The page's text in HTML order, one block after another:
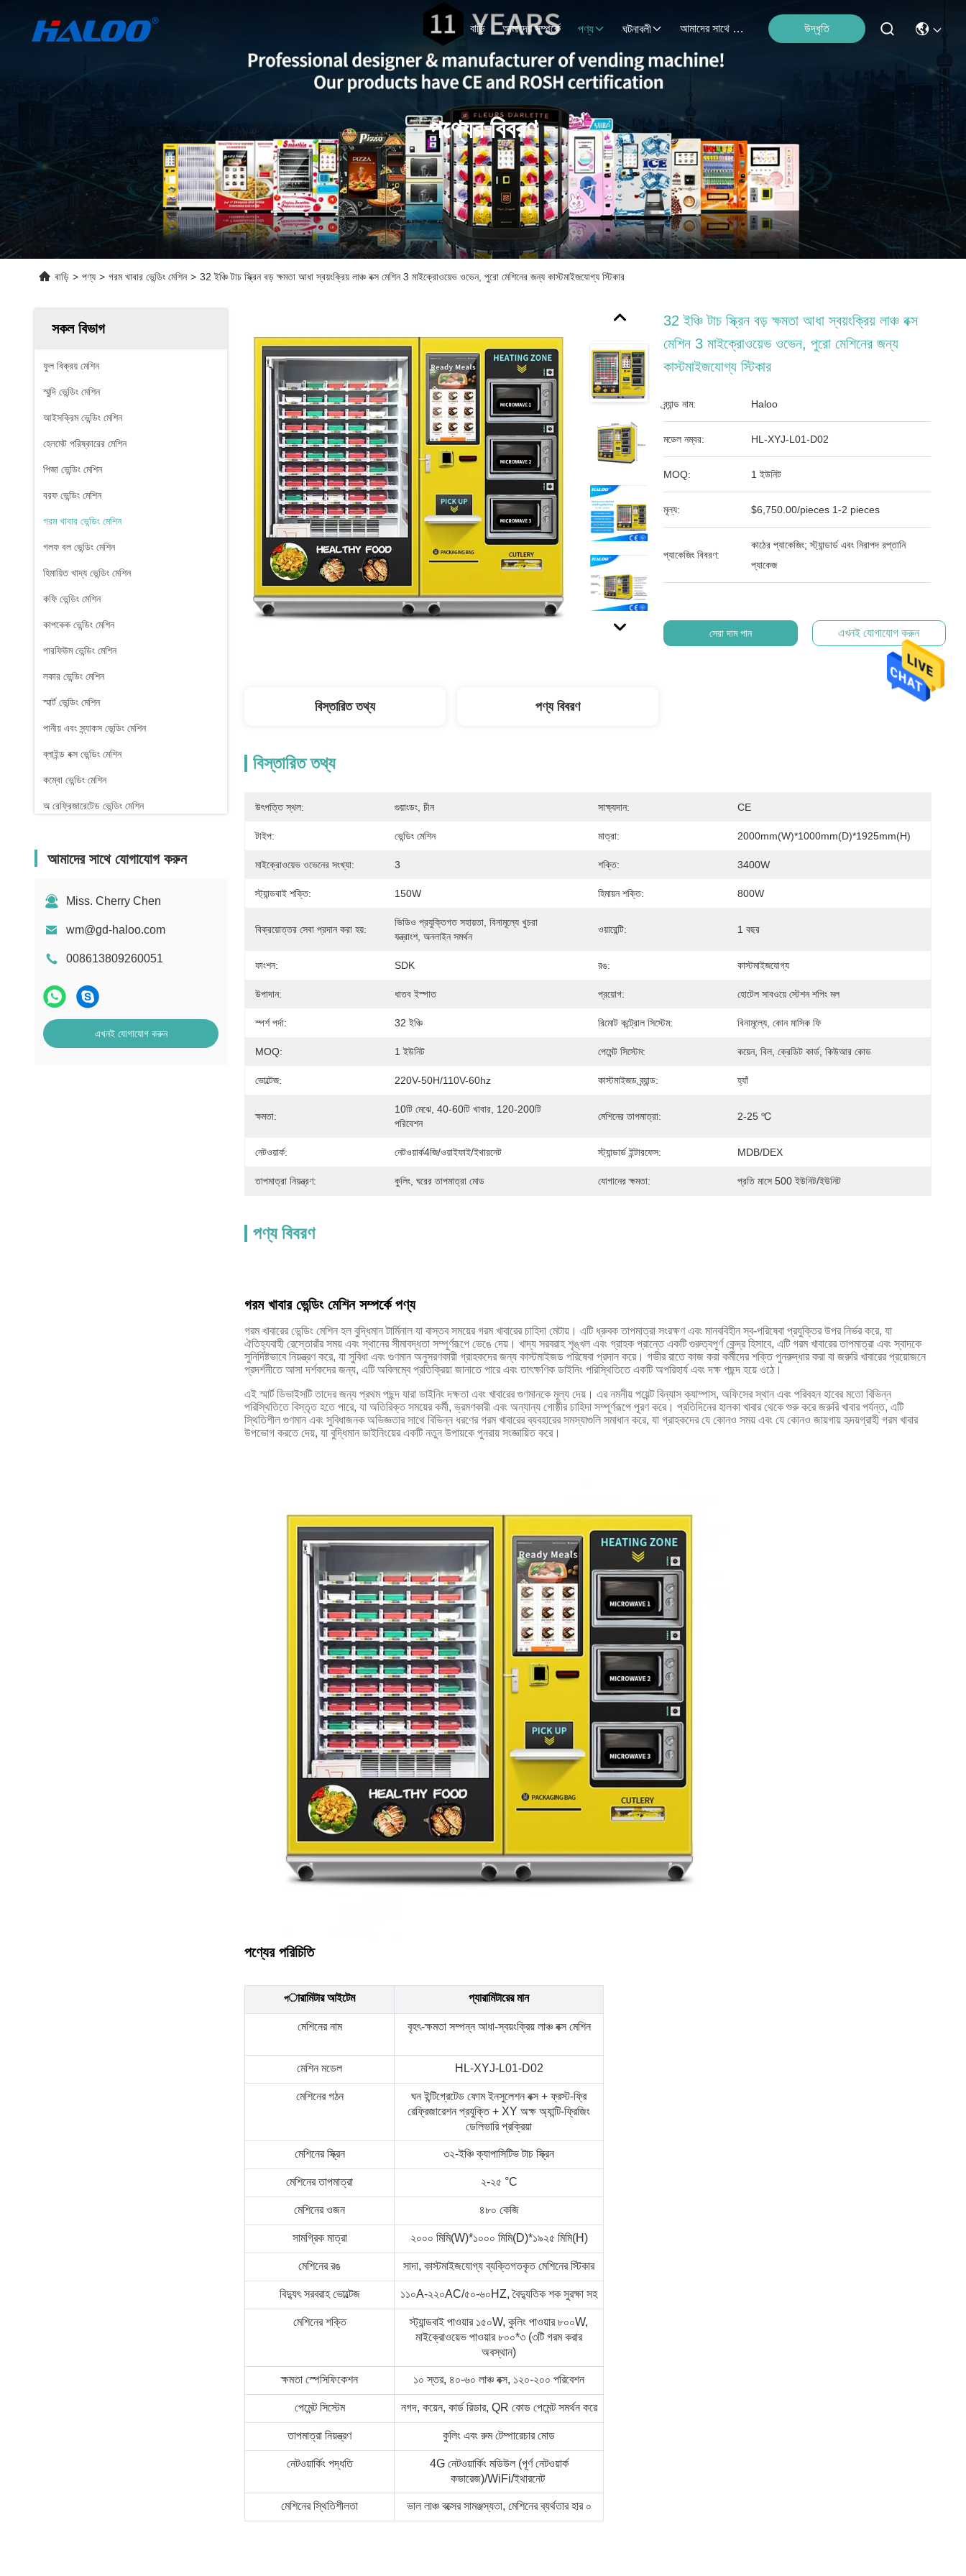
বাড়ি আমাদের সম্পর্কে পণ্য ঘটনাবলী আমাদের সাথে যোগাযোগ করুন উদ্ধৃতি
পণ্যের বিবরণ
বাড়ি > পণ্য > গরম খাবার ভেন্ডিং মেশিন > 32 ইঞ্চি টাচ স্ক্রিন বড় ক্ষমতা আধা স্বয়ংক্রিয় লাঞ্চ বক্স মেশিন 3 মাইক্রোওয়েভ ওভেন, পুরো মেশিনের জন্য কাস্টমাইজযোগ্য স্টিকার
সকল বিভাগ
ফুল বিক্রয় মেশিন
স্মুদি ভেন্ডিং মেশিন
আইসক্রিম ভেন্ডিং মেশিন
হেলমেট পরিষ্কারের মেশিন
পিজা ভেন্ডিং মেশিন
বরফ ভেন্ডিং মেশিন
গরম খাবার ভেন্ডিং মেশিন
গলফ বল ভেন্ডিং মেশিন
হিমায়িত খাদ্য ভেন্ডিং মেশিন
কফি ভেন্ডিং মেশিন
কাপকেক ভেন্ডিং মেশিন
পারফিউম ভেন্ডিং মেশিন
লকার ভেন্ডিং মেশিন
স্মার্ট ভেন্ডিং মেশিন
পানীয় এবং স্ন্যাকস ভেন্ডিং মেশিন
ব্লাইন্ড বক্স ভেন্ডিং মেশিন
কম্বো ভেন্ডিং মেশিন
অ রেফ্রিজারেটেড ভেন্ডিং মেশিন
তরল ডিটারজেন্ট ভেন্ডিং মেশিন
সেক্স টয় ভেন্ডিং মেশিন
নখ বিক্রয় মেশিন
আমাদের সাথে যোগাযোগ করুন
Miss. Cherry Chen
wm@gd-haloo.com
008613809260051
এখনই যোগাযোগ করুন
32 ইঞ্চি টাচ স্ক্রিন বড় ক্ষমতা আধা স্বয়ংক্রিয় লাঞ্চ বক্স
মেশিন 3 মাইক্রোওয়েভ ওভেন, পুরো মেশিনের জন্য
কাস্টমাইজযোগ্য স্টিকার
ব্র্যান্ড নাম: Haloo
মডেল নম্বর: HL-XYJ-L01-D02
MOQ: 1 ইউনিট
মূল্য: $6,750.00/pieces 1-2 pieces
প্যাকেজিং বিবরণ:
কাঠের প্যাকেজিং; স্ট্যান্ডার্ড এবং নিরাপদ রপ্তানি
প্যাকেজ
সেরা দাম পান এখনই যোগাযোগ করুন
বিস্তারিত তথ্য পণ্য বিবরণ
বিস্তারিত তথ্য
উৎপত্তি স্থল: গুয়াংডং, চীন সাক্ষ্যদান: CE
টাইপ: ভেন্ডিং মেশিন মাত্রা: 2000mm(W)*1000mm(D)*1925mm(H)
মাইক্রোওয়েভ ওভেনের সংখ্যা: 3 শক্তি: 3400W
স্ট্যান্ডবাই শক্তি: 150W হিমায়ন শক্তি: 800W
বিক্রয়োত্তর সেবা প্রদান করা হয়:
ভিডিও প্রযুক্তিগত সহায়তা, বিনামূল্যে খুচরা
যন্ত্রাংশ, অনলাইন সমর্থন
ওয়ারেন্টি: 1 বছর
ফাংশন: SDK রঙ: কাস্টমাইজযোগ্য
উপাদান: ধাতব ইস্পাত প্রয়োগ: হোটেল সাবওয়ে স্টেশন শপিং মল
স্পর্শ পর্দা: 32 ইঞ্চি রিমোট কন্ট্রোল সিস্টেম: বিনামূল্যে, কোন মাসিক ফি
MOQ: 1 ইউনিট পেমেন্ট সিস্টেম: কয়েন, বিল, ক্রেডিট কার্ড, কিউআর কোড
ভোল্টেজ: 220V-50H/110V-60hz কাস্টমাইজড ব্র্যান্ড: হ্যাঁ
ক্ষমতা:
10টি মেঝে, 40-60টি খাবার, 120-200টি
পরিবেশন
মেশিনের তাপমাত্রা: 2-25 ℃
নেটওয়ার্ক: নেটওয়ার্ক4জি/ওয়াইফাই/ইথারনেট স্ট্যান্ডার্ড ইন্টারফেস: MDB/DEX
তাপমাত্রা নিয়ন্ত্রণ: কুলিং, ঘরের তাপমাত্রা মোড যোগানের ক্ষমতা: প্রতি মাসে 500 ইউনিট/ইউনিট
পণ্য বিবরণ
গরম খাবার ভেন্ডিং মেশিন সম্পর্কে পণ্য
গরম খাবারের ভেন্ডিং মেশিন হল বুদ্ধিমান টার্মিনাল যা বাস্তব সময়ের গরম খাবারের চাহিদা মেটায়। এটি ধ্রুবক তাপমাত্রা সংরক্ষণ এবং মানববিহীন স্ব-পরিষেবা প্রযুক্তির উপর নির্ভর করে, যা
ঐতিহ্যবাহী রেস্তোরাঁর সময় এবং স্থানের সীমাবদ্ধতা সম্পূর্ণরূপে ভেঙে দেয়। খাদ্য সরবরাহ শৃঙ্খল এবং গ্রাহক প্রান্তে একটি গুরুত্বপূর্ণ কেন্দ্র হিসাবে, এটি গরম খাবারের তাপমাত্রা এবং স্বাদকে
সুনির্দিষ্টভাবে নিয়ন্ত্রণ করে, যা সুবিধা এবং গুণমান অনুসরণকারী গ্রাহকদের জন্য কাস্টমাইজড পরিষেবা প্রদান করে। গভীর রাতে কাজ করা কর্মীদের শক্তি পুনরুদ্ধার করা বা জরুরি খাবারের প্রয়োজনে
প্রদর্শনীতে আসা দর্শকদের জন্য, এটি অবিলম্বে প্রতিক্রিয়া জানাতে পারে এবং তাৎক্ষণিক ডাইনিং পরিস্থিতিতে একটি অপরিহার্য এবং দক্ষ পছন্দ হয়ে ওঠে।
এই স্মার্ট ডিভাইসটি তাদের জন্য প্রথম পছন্দ যারা ডাইনিং দক্ষতা এবং খাবারের গুণমানকে মূল্য দেয়। এর নমনীয় পয়েন্ট বিন্যাস ক্যাম্পাস, অফিসের স্থান এবং পরিবহন হাবের মতো বিভিন্ন
পরিস্থিতিতে বিস্তৃত হতে পারে, যা অতিরিক্ত সময়ের কর্মী, ভ্রমণকারী এবং অন্যান্য গোষ্ঠীর চাহিদা সম্পূর্ণরূপে পূরণ করে। প্রতিদিনের হালকা খাবার থেকে শুরু করে জরুরি খাবার পর্যন্ত, এটি
স্থিতিশীল গুণমান এবং সুবিধাজনক অভিজ্ঞতার সাথে বিভিন্ন ধরণের গরম খাবারের ব্যবহারের সমস্যাগুলি সমাধান করে, যা গ্রাহকদের যে কোনও সময় এবং যে কোনও জায়গায় হৃদয়গ্রাহী গরম খাবার
উপভোগ করতে দেয়, যা বুদ্ধিমান ডাইনিংয়ের একটি নতুন উপায়কে পুনরায় সংজ্ঞায়িত করে।
পণ্যের পরিচিতি
পারামিটার আইটেম প্যারামিটারের মান
মেশিনের নাম বৃহৎ-ক্ষমতা সম্পন্ন আধা-স্বয়ংক্রিয় লাঞ্চ বক্স মেশিন
মেশিন মডেল HL-XYJ-L01-D02
মেশিনের গঠন
ঘন ইন্টিগ্রেটেড ফোম ইনসুলেশন বক্স + ফ্রস্ট-ফ্রি
রেফ্রিজারেশন প্রযুক্তি + XY অক্ষ অ্যান্টি-ফ্রিজিং
ডেলিভারি প্রক্রিয়া
মেশিনের স্ক্রিন ৩২-ইঞ্চি ক্যাপাসিটিভ টাচ স্ক্রিন
মেশিনের তাপমাত্রা ২-২৫ °C
মেশিনের ওজন ৪৮০ কেজি
সামগ্রিক মাত্রা ২০০০ মিমি(W)*১০০০ মিমি(D)*১৯২৫ মিমি(H)
মেশিনের রঙ সাদা, কাস্টমাইজযোগ্য ব্যক্তিগতকৃত মেশিনের স্টিকার
বিদ্যুৎ সরবরাহ ভোল্টেজ ১১০A-২২০AC/৫০-৬০HZ, বৈদ্যুতিক শক সুরক্ষা সহ
মেশিনের শক্তি
স্ট্যান্ডবাই পাওয়ার ১৫০W, কুলিং পাওয়ার ৮০০W,
মাইক্রোওয়েভ পাওয়ার ৮০০*৩ (৩টি গরম করার
অবস্থান)
ক্ষমতা স্পেসিফিকেশন ১০ স্তর, ৪০-৬০ লাঞ্চ বক্স, ১২০-২০০ পরিবেশন
পেমেন্ট সিস্টেম নগদ, কয়েন, কার্ড রিডার, QR কোড পেমেন্ট সমর্থন করে
তাপমাত্রা নিয়ন্ত্রণ কুলিং এবং রুম টেম্পারেচার মোড
নেটওয়ার্কিং পদ্ধতি
4G নেটওয়ার্কিং মডিউল (পূর্ণ নেটওয়ার্ক
কভারেজ)/WiFi/ইথারনেট
মেশিনের স্থিতিশীলতা ভাল লাঞ্চ বক্সের সামঞ্জস্যতা, মেশিনের ব্যর্থতার হার ০